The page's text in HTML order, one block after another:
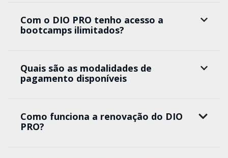
Com o DIO PRO tenho acesso a
bootcamps ilimitados?
Quais são as modalidades de
pagamento disponíveis
Como funciona a renovação do DIO
PRO?